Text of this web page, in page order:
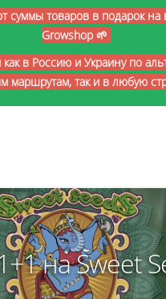
суммы товаров в подарок
Growshop 🌱
в Россию и Украину по
маршрутам, так и в любую
на Sweet